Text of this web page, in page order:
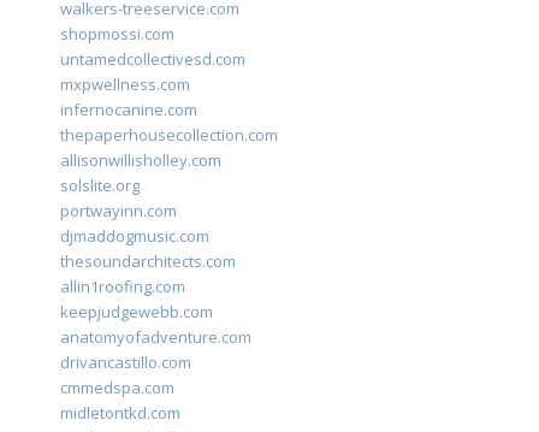
walkers-treeservice.com
shopmossi.com
untamedcollectivesd.com
mxpwellness.com
infernocanine.com
thepaperhousecollection.com
allisonwillisholley.com
solslite.org
portwayinn.com
djmaddogmusic.com
thesoundarchitects.com
allin1roofing.com
keepjudgewebb.com
anatomyofadventure.com
drivancastillo.com
cmmedspa.com
midletontkd.com